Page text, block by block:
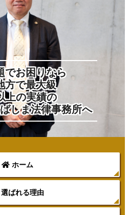
でお困りなら
方で最大級
上の実績の
しま法律事務所へ
ホーム
ばれる理由